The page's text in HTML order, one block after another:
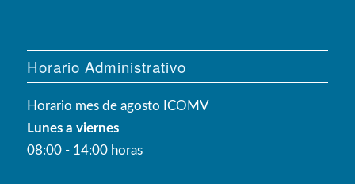
Horario Administrativo
Horario mes de agosto ICOMV
Lunes a viernes
08:00 - 14:00 horas